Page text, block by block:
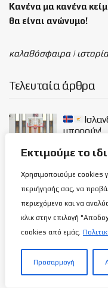
Εκτιμούμε το
Χρησιμοποιούμε cookies
περιήγησής σας, να
περιεχόμενο και να
κλικ στην επιλογή
cookies από εμάς.
Προσαρμογή
Κανένα μα κανένα
θα είναι ανώνυμο!
καλαθόσφαιρα |
Τελευταία άρθρα
μπορούν!
στην
10
πιο